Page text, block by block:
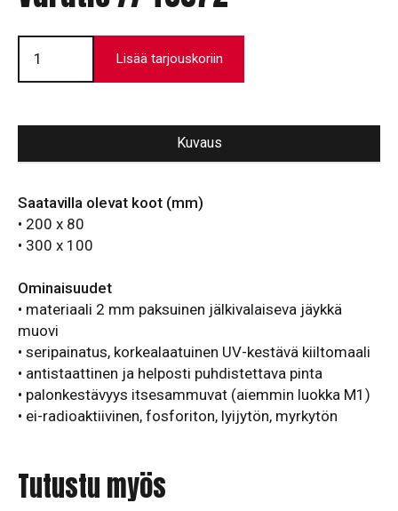
Varatie
T0072
määrä
Lisää tarjouskoriin
Kuvaus
Saatavilla olevat koot (mm)
• 200 x 80
• 300 x 100
Ominaisuudet
• materiaali 2 mm paksuinen jälkivalaiseva jäykkä
muovi
• seripainatus, korkealaatuinen UV-kestävä kiiltomaali
• antistaattinen ja helposti puhdistettava pinta
• palonkestävyys itsesammuvat (aiemmin luokka M1)
• ei-radioaktiivinen, fosforiton, lyijytön, myrkytön
Tutustu myös